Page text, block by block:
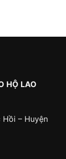
HỘ LAO
– Huyện